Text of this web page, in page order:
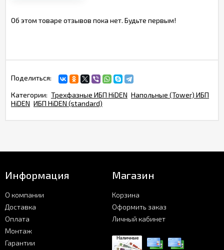
Об этом товаре отзывов пока нет. Будьте первым!
Поделиться:
Категории: Трехфазные ИБП HiDEN Напольные (Tower) ИБП
HiDEN ИБП HiDEN (standard)
Информация
О компании
Доставка
Оплата
Монтаж
Гарантии
Магазин
Корзина
Оформить заказ
Личный кабинет